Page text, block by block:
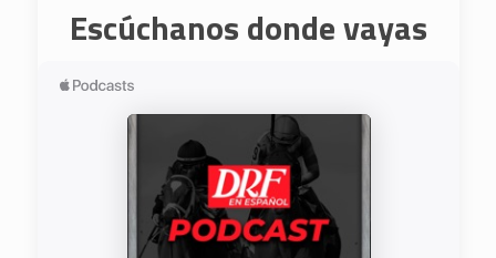
Escúchanos donde vayas